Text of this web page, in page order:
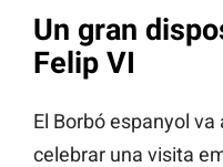
Un gran
Felip VI
El Borbó espanyol
celebrar una visita